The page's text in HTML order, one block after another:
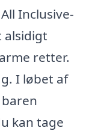
Inclusive-
alsidigt
retter.
I løbet af
kan tage